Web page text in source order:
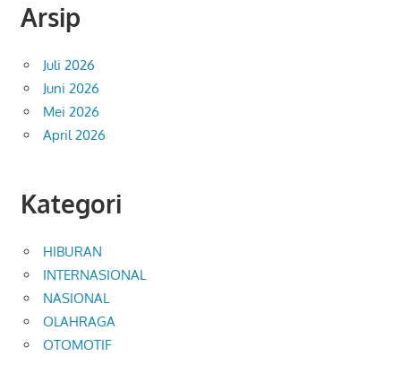
Arsip
Juli 2026
Juni 2026
Mei 2026
April 2026
Kategori
HIBURAN
INTERNASIONAL
NASIONAL
OLAHRAGA
OTOMOTIF